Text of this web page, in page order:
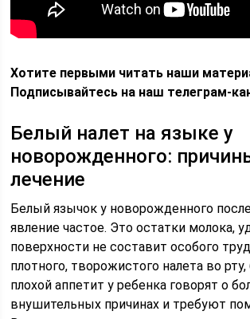
Хотите первыми читать наши
Подписывайтесь на наш телеграм-
Белый налет на языке у
новорожденного:
лечение
Белый язычок у новорожденного
явление частое. Это остатки молока,
поверхности не составит особого
плотного, творожистого налета во
плохой аппетит у ребенка говорят о
внушительных причинах и требуют